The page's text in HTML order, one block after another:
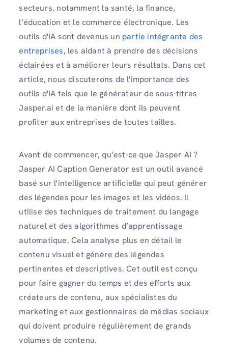
secteurs, notamment la santé, la finance,
l’éducation et le commerce électronique. Les
outils d'IA sont devenus un partie intégrante des
entreprises, les aidant à prendre des décisions
éclairées et à améliorer leurs résultats. Dans cet
article, nous discuterons de l'importance des
outils d'IA tels que le générateur de sous-titres
Jasper.ai et de la manière dont ils peuvent
profiter aux entreprises de toutes tailles.
Avant de commencer, qu’est-ce que Jasper AI ?
Jasper AI Caption Generator est un outil avancé
basé sur l'intelligence artificielle qui peut générer
des légendes pour les images et les vidéos. Il
utilise des techniques de traitement du langage
naturel et des algorithmes d’apprentissage
automatique. Cela analyse plus en détail le
contenu visuel et génère des légendes
pertinentes et descriptives. Cet outil est conçu
pour faire gagner du temps et des efforts aux
créateurs de contenu, aux spécialistes du
marketing et aux gestionnaires de médias sociaux
qui doivent produire régulièrement de grands
volumes de contenu.